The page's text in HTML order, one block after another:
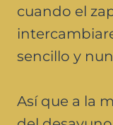
cuando el
sencillo y
Así que a la